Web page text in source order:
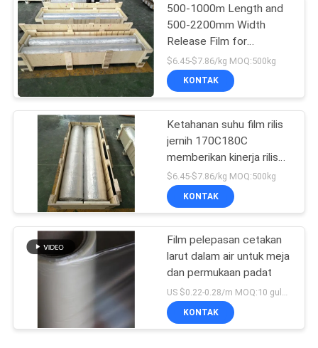
500-1000m Length and
500-2200mm Width
Release Film for
Packaging Solutions
$6.45-$7.86/kg MOQ:500kg
KONTAK
Ketahanan suhu film rilis
jernih 170C180C
memberikan kinerja rilis
dan ketahanan termal di
jalur manufaktur
$6.45-$7.86/kg MOQ:500kg
KONTAK
Film pelepasan cetakan
larut dalam air untuk meja
dan permukaan padat
US $0.22-0.28/m MOQ:10 gulungan
KONTAK